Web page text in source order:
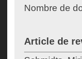
Nombre de
Article de